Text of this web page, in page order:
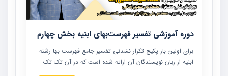
دوره آموزشی تفسیر فهرست‌بهای ابنیه بخش چهارم
برای اولین بار پکیج تکرار نشدنی تفسیر جامع فهرست بها رشته
ابنیه از زبان نویسندگان آن ارائه شده است که در آن تک تک
ردیف ها و مطالب فهرست بها تفسیر و ارائه شده است. این